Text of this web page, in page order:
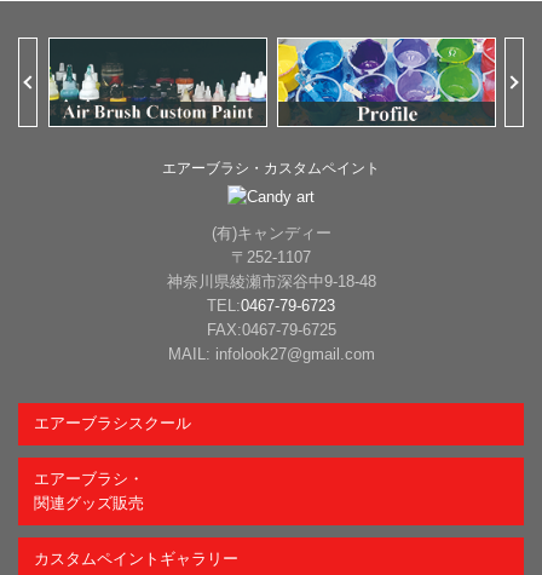
Previous
エアーブラシ・カスタムペイント
(有)キャンディー
〒252-1107
神奈川県綾瀬市深谷中9-18-48
TEL:0467-79-6723
FAX:0467-79-6725
MAIL: infolook27@gmail.com
エアーブラシスクール
エアーブラシ・
関連グッズ販売
カスタムペイントギャラリー